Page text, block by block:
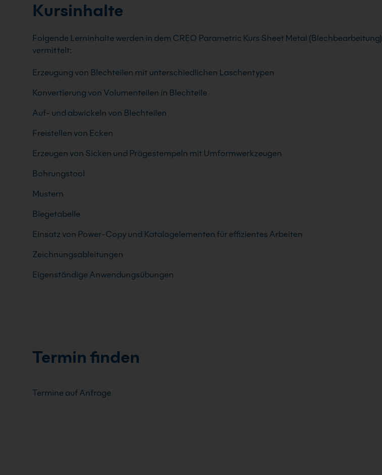
Kursinhalte
Folgende Lerninhalte werden in dem CREO Parametric Kurs Sheet Metal (Blechbearbeitung)
vermittelt:
Erzeugung von Blechteilen mit unterschiedlichen Laschentypen
Konvertierung von Volumenteilen in Blechteile
Auf- und abwickeln von Blechteilen
Freistellen von Ecken
Erzeugen von Sicken und Prägestempeln mit Umformwerkzeugen
Bohrungstool
Mustern
Biegetabelle
Einsatz von Power-Copy und Katalogelementen für effizientes Arbeiten
Zeichnungsableitungen
Eigenständige Anwendungsübungen
Termin finden
Termine auf Anfrage